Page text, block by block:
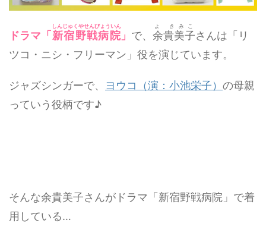
ドラマ「 新宿野戦病院
しんじゅくやせんびょういん
」 で、 余貴美子
よ きみこ
さんは「リ
ツコ・ニシ・フリーマン」役を演じています。
ジャズシンガーで、 ヨウコ（演：小池栄子） の母親
っていう役柄です♪
そんな余貴美子さんがドラマ「新宿野戦病院」で着
用している…